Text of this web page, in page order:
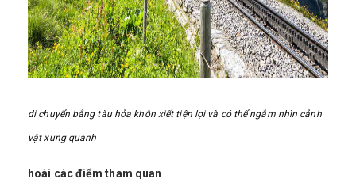
di chuyển bằng tàu hỏa khôn xiết tiện lợi và có thể ngắm nhìn cảnh
vật xung quanh
hoài các điểm tham quan